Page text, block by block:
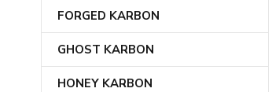
FORGED KARBON
GHOST KARBON
HONEY KARBON